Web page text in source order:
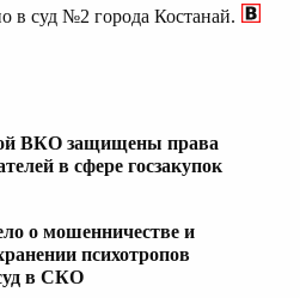
в суд №2 города Костанай.
ВКО защищены права
в сфере госзакупок
о мошенничестве и
психотропов
в СКО